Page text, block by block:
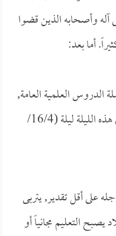
آله وأصحابه الذين قضوا
أما بعد:
العلمية العامة,
وهو بعنوان "جلسة مع مربيْ" ينعقد في هذه الليلة ليلة (16/4/
على أقل تقدير, يتربى
يصبح التعليم مجانياً أو